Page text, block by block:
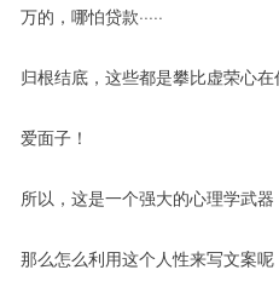
万的，哪怕贷款·····
归根结底，这些都是攀比虚荣心在
爱面子！
所以，这是一个强大的心理学武器
那么怎么利用这个人性来写文案